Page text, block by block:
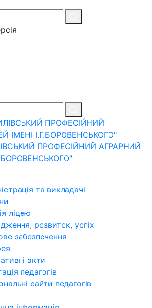
ПРОФЕСІЙНИЙ АГРАРНИЙ
та викладачі
ліцею
розвиток, успіх
забезпечення
акти
педагогів
сайти педагогів